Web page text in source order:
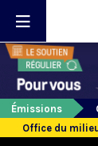
Émissions
Office du